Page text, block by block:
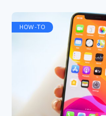
HOW-TO